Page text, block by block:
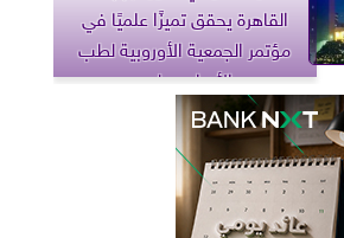
القاهرة يحقق تميزًا علميًا في
مؤتمر الجمعية الأوروبية لطب
الأورام ببرلين